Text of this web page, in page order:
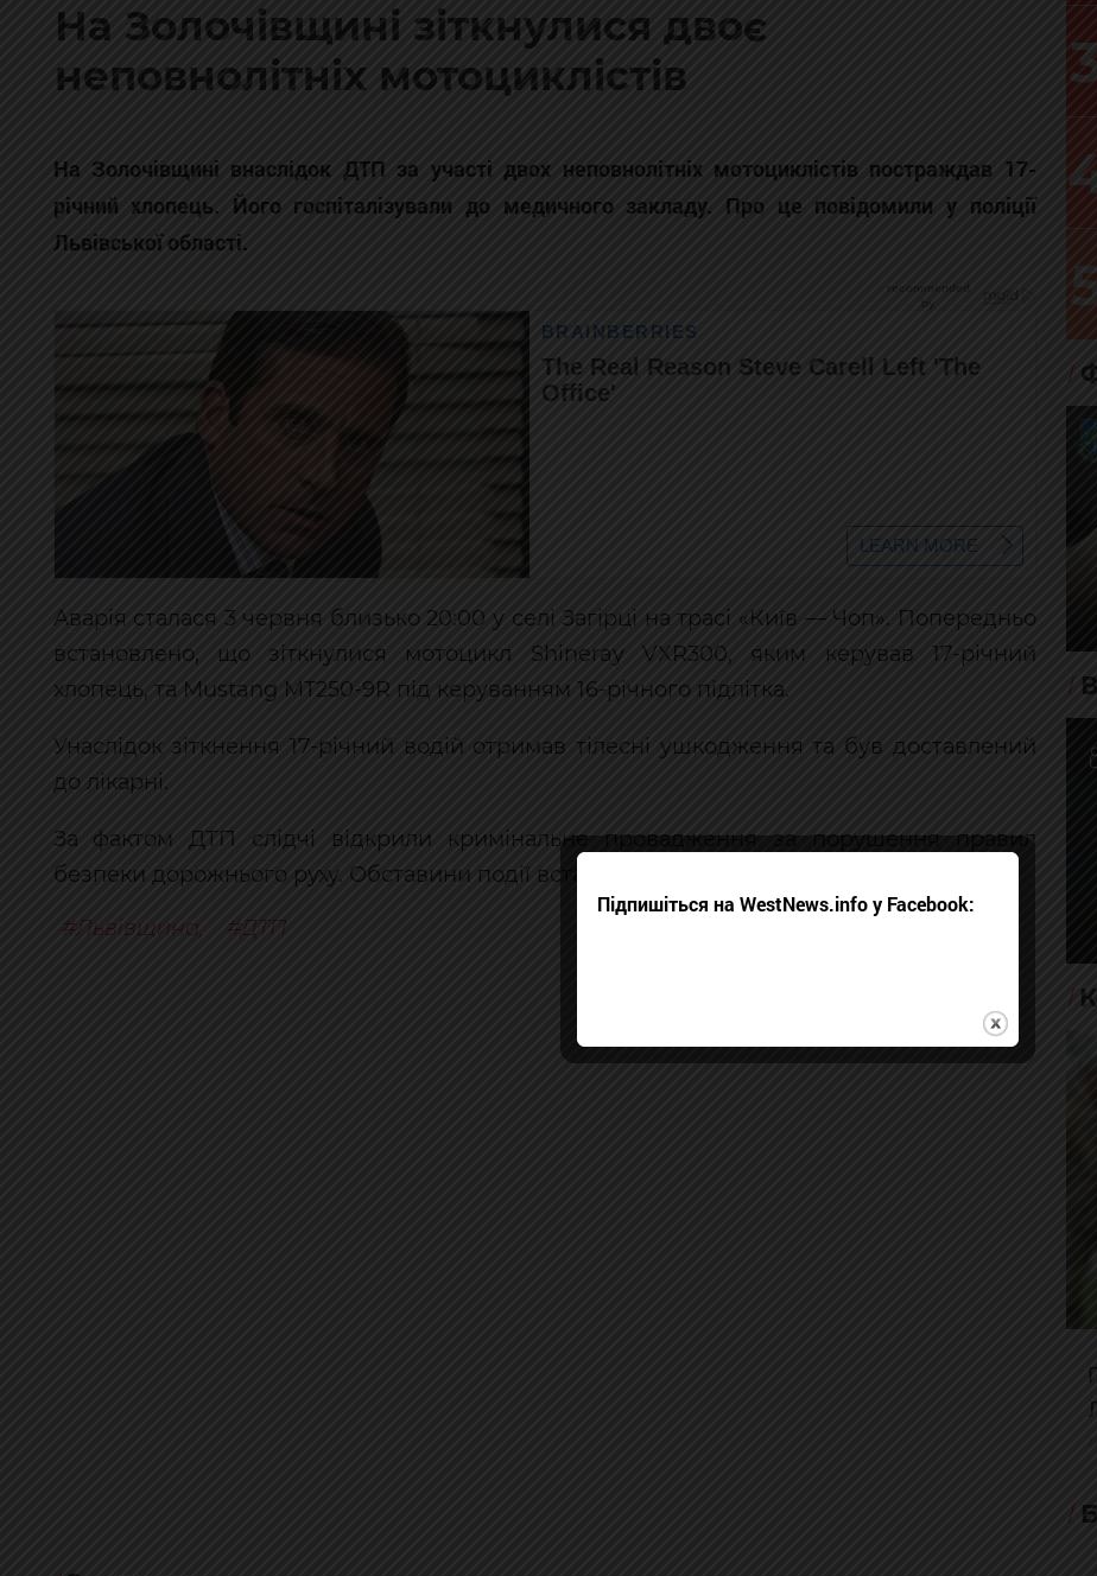
На Золочівщині зіткнулися двоє
неповнолітніх мотоциклістів
На Золочівщині внаслідок ДТП за участі двох неповнолітніх мотоциклістів постраждав 17-
річний хлопець. Його госпіталізували до медичного закладу. Про це повідомили у поліції
Львівської області.
Аварія сталася 3 червня близько 20:00 у селі Загірці на трасі «Київ — Чоп». Попередньо
встановлено, що зіткнулися мотоцикл Shineray VXR300, яким керував 17-річний
хлопець, та Mustang MT250-9R під керуванням 16-річного підлітка.
Унаслідок зіткнення 17-річний водій отримав тілесні ушкодження та був доставлений
до лікарні.
За фактом ДТП слідчі відкрили кримінальне провадження за порушення правил
безпеки дорожнього руху. Обставини події встановлюються.
Львівщина, ДТП
Підпишіться на WestNews.info у Facebook: